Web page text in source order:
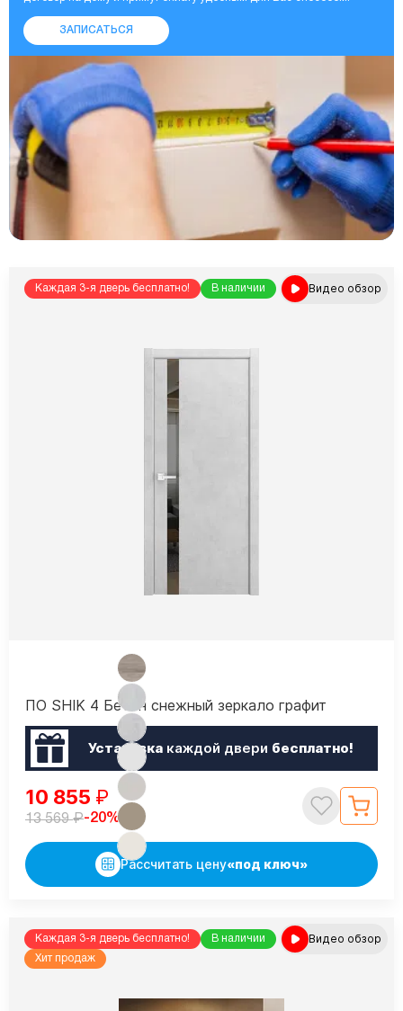
ЗАПИСАТЬСЯ
Каждая 3-я дверь бесплатно! В наличии Видео обзор
ПО SHIK 4 Бетон снежный зеркало графит
Установкакаждой двери бесплатно!
10 855 ₽
13 569₽-20%
Рассчитать цену«под ключ»
Каждая 3-я дверь бесплатно!
В наличии
Хит продаж
Видео обзор